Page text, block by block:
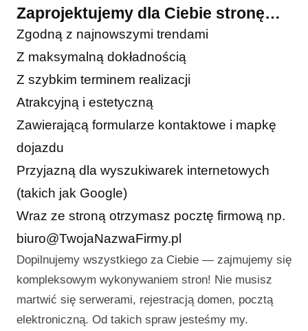
Zaprojektujemy dla Ciebie stronę…
Zgodną z najnowszymi trendami
Z maksymalną dokładnością
Z szybkim terminem realizacji
Atrakcyjną i estetyczną
Zawierającą formularze kontaktowe i mapkę
dojazdu
Przyjazną dla wyszukiwarek internetowych
(takich jak Google)
Wraz ze stroną otrzymasz pocztę firmową np.
biuro@TwojaNazwaFirmy.pl
Dopilnujemy wszystkiego za Ciebie — zajmujemy się
kompleksowym wykonywaniem stron! Nie musisz
martwić się serwerami, rejestracją domen, pocztą
elektroniczną. Od takich spraw jesteśmy my.